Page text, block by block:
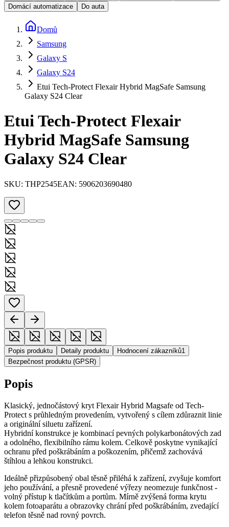
Domácí automatizace
Do auta
Domů
Samsung
Galaxy S
Galaxy S24
Etui Tech-Protect Flexair Hybrid MagSafe Samsung
Galaxy S24 Clear
Etui Tech-Protect Flexair
Hybrid MagSafe Samsung
Galaxy S24 Clear
SKU: THP2545EAN: 5906203690480
Popis produktu Detaily produktu Hodnocení zákazníků1
Bezpečnost produktu (GPSR)
Popis
Klasický, jednočástový kryt Flexair Hybrid Magsafe od Tech-
Protect s průhledným provedením, vytvořený s cílem zdůraznit linie
a originální siluetu zařízení.
Hybridní konstrukce je kombinací pevných polykarbonátových zad
a odolného, flexibilního rámu kolem. Celkově poskytne vynikající
ochranu před poškrábáním a poškozením, přičemž zachovává
štíhlou a lehkou konstrukci.
Ideálně přizpůsobený obal těsně přiléhá k zařízení, zvyšuje komfort
jeho používání, a přesně provedené výřezy neomezuje funkčnost -
volný přístup k tlačítkům a portům. Mírně zvýšená forma krytu
kolem fotoaparátu a obrazovky chrání před poškrábáním, zvedající
telefon těsně nad rovný povrch.